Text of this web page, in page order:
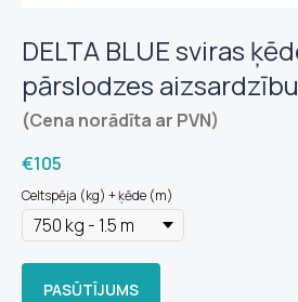
DELTA BLUE sviras
pārslodzes aizsardzību
(Cena norādīta ar PVN)
€105
Celtspēja (kg) + ķēde (m)
PASŪTĪJUMS